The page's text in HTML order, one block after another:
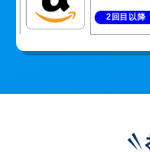
2回目以降